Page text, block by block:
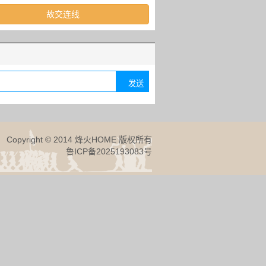
故交连线
Copyright © 2014 烽火HOME 版权所有
鲁ICP备2025193083号